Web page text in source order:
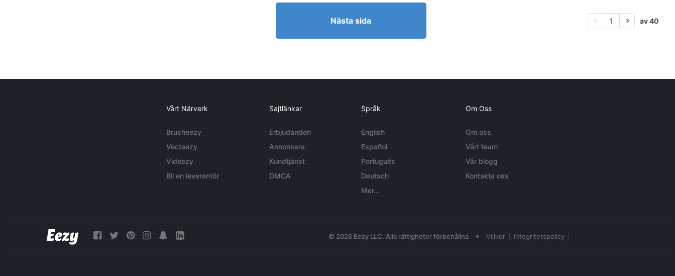
Nästa sida 1 av 40
Vårt Närverk
Brusheezy
Vecteezy
Videezy
Bli en leverantör
Sajtlänkar
Erbjudanden
Annonsera
Kundtjänst
DMCA
Språk
English
Español
Português
Deutsch
Mer...
Om Oss
Om oss
Vårt team
Vår blogg
Kontakta oss
© 2026 Eezy LLC. Alla rättigheter förbehållna • Villkor Integritetspolicy